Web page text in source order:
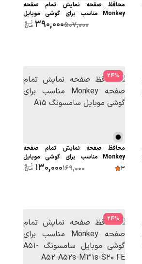
محافظ صفحه نمایش تمام صفحه
Monkey مناسب برای گوشی موبایل
507,000
390,000
%
24
محافظ صفحه نمایش تمام صفحه
Monkey مناسب برای گوشی موبایل
سامسونگ A15
3
169,000
130,000
%
24